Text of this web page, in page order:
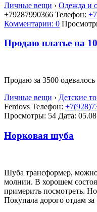
Личные вещи › Одежда и
+79287990366 Телефон:
Комментарии: 0
Продаю платье на
Продаю за 3500 одевалось
Личные вещи › Детские
Ferdovs Телефон:
Просмотры: 54 Дата:
Норковая шуба
Шуба трансформер,
молнии. В хорошем
примерить посмотреть.
Покупала дорого отдам за